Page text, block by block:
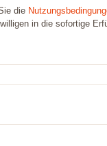
die
in die sofortige